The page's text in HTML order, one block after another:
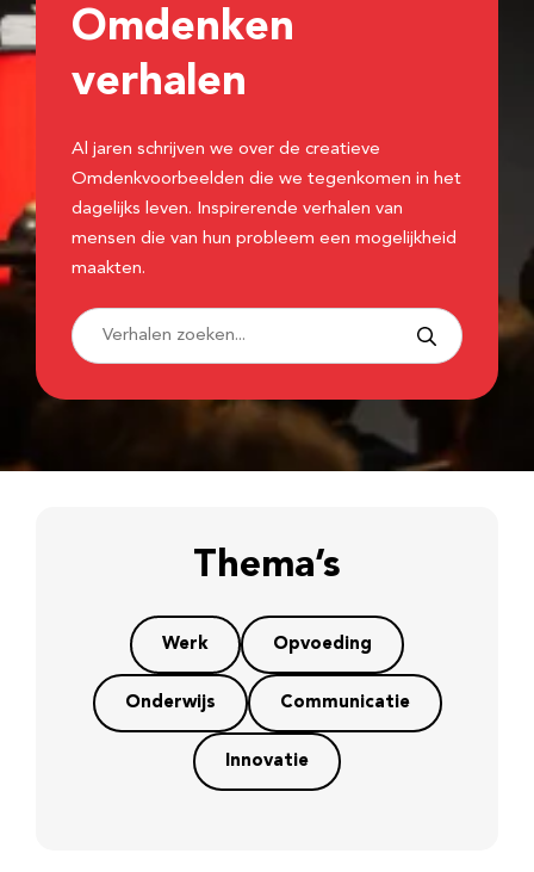
Omdenken
verhalen
Al jaren schrijven we over de creatieve
Omdenkvoorbeelden die we tegenkomen in het
dagelijks leven. Inspirerende verhalen van
mensen die van hun probleem een mogelijkheid
maakten.
Thema’s
Werk Opvoeding
Onderwijs Communicatie
Innovatie